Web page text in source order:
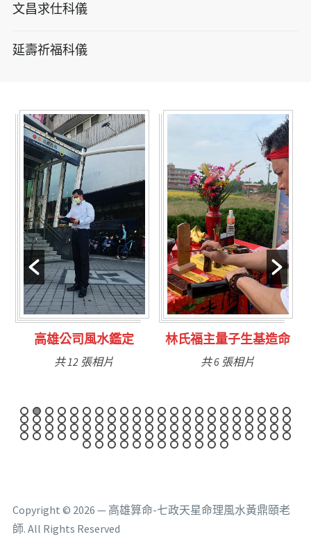
文昌求仕科儀
延壽祈福科儀
林氏福主量子生基造命
共 6 張相片
台南永康風水鑑定
共 9 張相片
Copyright © 2026 — 高雄算命-七政天星命理風水黃鼎頤老
師. All Rights Reserved